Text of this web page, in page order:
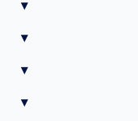
▾
▾
▾
▾